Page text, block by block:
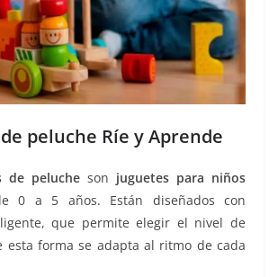
peluche Ríe y Aprende
de peluche son juguetes para niños
0 a 5 años. Están diseñados con
que permite elegir el nivel de
esta forma se adapta al ritmo de cada